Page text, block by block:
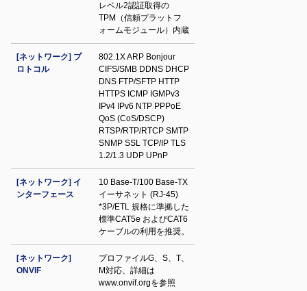
レベル2認証取得の
TPM（信頼プラットフ
ォームモジュール）内蔵
[ネットワーク] プ
ロトコル
802.1X ARP Bonjour
CIFS/SMB DDNS DHCP
DNS FTP/SFTP HTTP
HTTPS ICMP IGMPv3
IPv4 IPv6 NTP PPPoE
QoS (CoS/DSCP)
RTSP/RTP/RTCP SMTP
SNMP SSL TCP/IP TLS
1.2/1.3 UDP UPnP
[ネットワーク] イ
ンターフェース
10 Base-T/100 Base-TX
イーサネット (RJ-45)
*3P/ETL 規格に準拠した
標準CAT5e およびCAT6
ケーブルの利用を推奨。
[ネットワーク]
ONVIF
プロファイルG、S、T、
M対応、詳細は
www.onvif.orgを参照